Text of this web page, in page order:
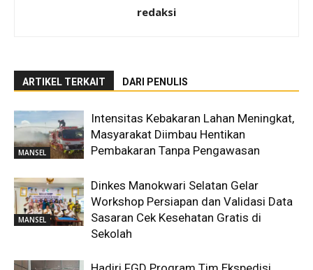
redaksi
ARTIKEL TERKAIT DARI PENULIS
MANSEL
Intensitas Kebakaran Lahan Meningkat,
Masyarakat Diimbau Hentikan
Pembakaran Tanpa Pengawasan
MANSEL
Dinkes Manokwari Selatan Gelar
Workshop Persiapan dan Validasi Data
Sasaran Cek Kesehatan Gratis di
Sekolah